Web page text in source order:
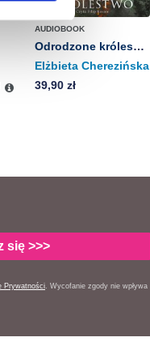
AUDIOBOOK
Odrodzone królestwo
Elżbieta Cherezińska
39,90 zł
się >>>
Prywatności. Wycofanie zgody nie wpływa